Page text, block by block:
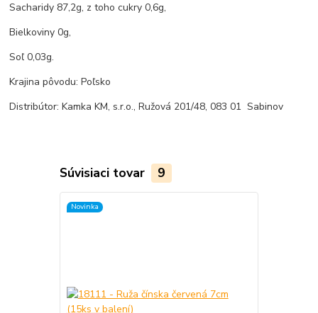
Sacharidy 87,2g, z toho cukry 0,6g,
Bielkoviny 0g,
Soľ 0,03g.
Krajina pôvodu: Poľsko
Distribútor: Kamka KM, s.r.o., Ružová 201/48, 083 01 Sabinov
Súvisiaci tovar 9
Novinka